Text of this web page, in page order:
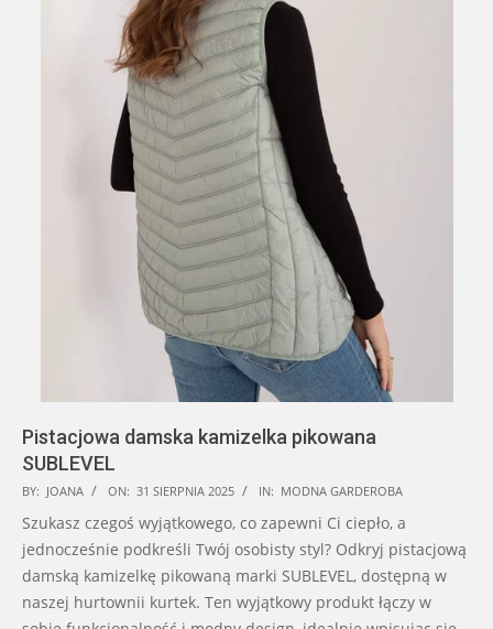
Pistacjowa damska kamizelka pikowana
SUBLEVEL
2025-
08-
31
BY: JOANA ON: 31 SIERPNIA 2025 IN: MODNA GARDEROBA
Szukasz czegoś wyjątkowego, co zapewni Ci ciepło, a
jednocześnie podkreśli Twój osobisty styl? Odkryj pistacjową
damską kamizelkę pikowaną marki SUBLEVEL, dostępną w
naszej hurtownii kurtek. Ten wyjątkowy produkt łączy w